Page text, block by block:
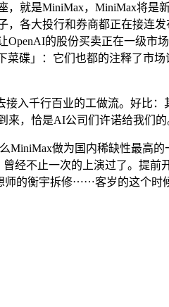
就是MiniMax，MiniMax将
各大投行和券商都正在接连
的股份买卖正在一级
菜碟」：它们也都的注释了市
入千行百业的工做流。好比：
，恰是AI公司们许诺给我们
做为国内稀缺性最高
经不止一次的上演过了。提前
的衡宇拆修⋯⋯客岁的这个时